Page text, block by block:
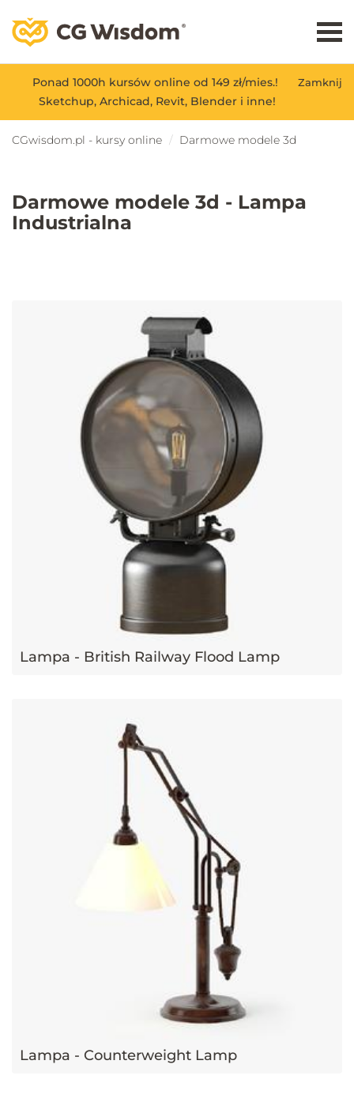
Zamknij
Ponad 1000h kursów online od 149 zł/mies.!
Sketchup, Archicad, Revit, Blender i inne!
CGwisdom.pl - kursy online Darmowe modele 3d
Darmowe modele 3d - Lampa
Industrialna
Lampa - British Railway Flood Lamp
Lampa - Counterweight Lamp